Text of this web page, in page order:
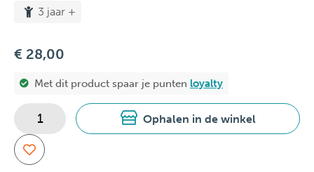
3 jaar +
€ 28,00
Met dit product spaar je punten loyalty
Ophalen in de winkel